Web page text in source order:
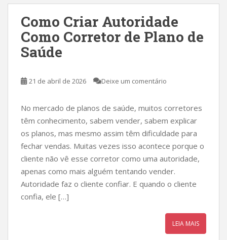
Como Criar Autoridade
Como Corretor de Plano de
Saúde
21 de abril de 2026 Deixe um comentário
No mercado de planos de saúde, muitos corretores
têm conhecimento, sabem vender, sabem explicar
os planos, mas mesmo assim têm dificuldade para
fechar vendas. Muitas vezes isso acontece porque o
cliente não vê esse corretor como uma autoridade,
apenas como mais alguém tentando vender.
Autoridade faz o cliente confiar. E quando o cliente
confia, ele […]
LEIA MAIS